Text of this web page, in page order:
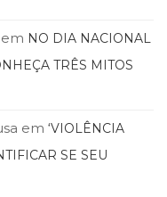
em NO DIA NACIONAL
TRÊS MITOS
em ‘VIOLÊNCIA
SE SEU